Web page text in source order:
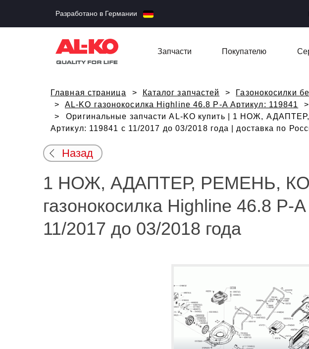
Разработано в Германии
Запчасти Покупателю
Главная страница Каталог запчастей
Газонокосилки
AL-KO газонокосилка Highline 46.8 P-A Артикул: 119841
Оригинальные запчасти AL-KO купить | 1 НОЖ,
Артикул: 119841 с 11/2017 до 03/2018 года | доставка по
Назад
1 НОЖ, АДАПТЕР, РЕМЕНЬ,
газонокосилка Highline 46.8 P-
11/2017 до 03/2018 года